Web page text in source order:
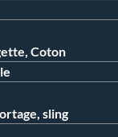
Coton
sling